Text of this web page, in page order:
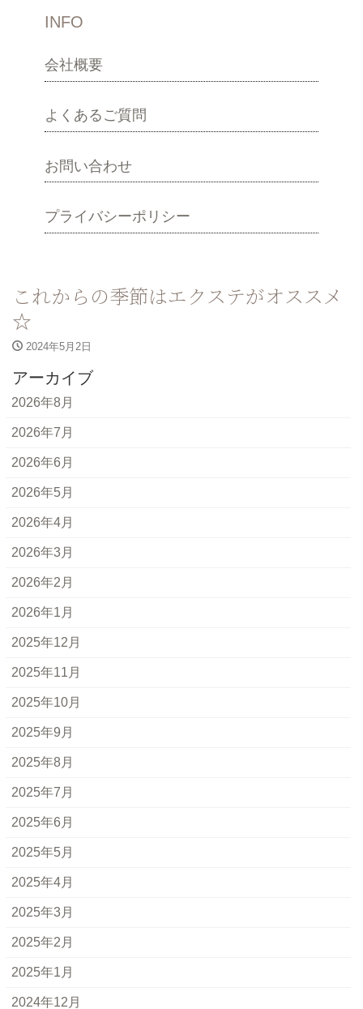
INFO
会社概要
よくあるご質問
お問い合わせ
プライバシーポリシー
これからの季節はエクステがオススメ
☆
2024年5月2日
アーカイブ
2026年8月
2026年7月
2026年6月
2026年5月
2026年4月
2026年3月
2026年2月
2026年1月
2025年12月
2025年11月
2025年10月
2025年9月
2025年8月
2025年7月
2025年6月
2025年5月
2025年4月
2025年3月
2025年2月
2025年1月
2024年12月